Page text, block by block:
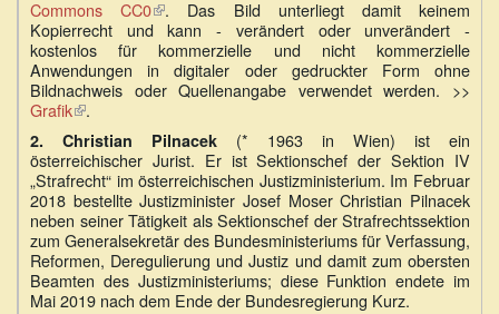
Commons CC0(Link
ist
extern)
. Das Bild unterliegt damit keinem
Kopierrecht und kann - verändert oder unverändert -
kostenlos für kommerzielle und nicht kommerzielle
Anwendungen in digitaler oder gedruckter Form ohne
Bildnachweis oder Quellenangabe verwendet werden. >>
Grafik(Link
ist
extern)
.
2. Christian Pilnacek (* 1963 in Wien) ist ein
österreichischer Jurist. Er ist Sektionschef der Sektion IV
„Strafrecht“ im österreichischen Justizministerium. Im Februar
2018 bestellte Justizminister Josef Moser Christian Pilnacek
neben seiner Tätigkeit als Sektionschef der Strafrechtssektion
zum Generalsekretär des Bundesministeriums für Verfassung,
Reformen, Deregulierung und Justiz und damit zum obersten
Beamten des Justizministeriums; diese Funktion endete im
Mai 2019 nach dem Ende der Bundesregierung Kurz.